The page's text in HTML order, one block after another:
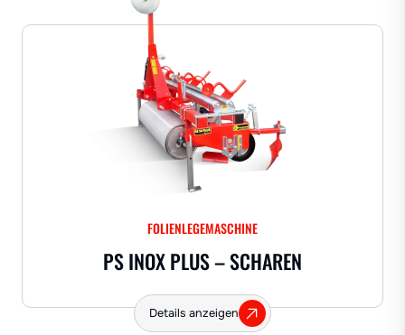
FOLIENLEGEMASCHINE
PS INOX PLUS – SCHAREN
Details anzeigen